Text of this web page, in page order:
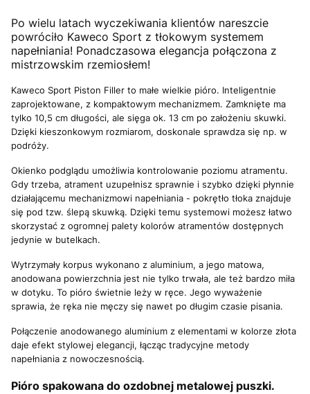
Po wielu latach wyczekiwania klientów nareszcie
powróciło Kaweco Sport z tłokowym systemem
napełniania! Ponadczasowa elegancja połączona z
mistrzowskim rzemiosłem!
Kaweco Sport Piston Filler to małe wielkie pióro. Inteligentnie
zaprojektowane, z kompaktowym mechanizmem. Zamknięte ma
tylko 10,5 cm długości, ale sięga ok. 13 cm po założeniu skuwki.
Dzięki kieszonkowym rozmiarom, doskonale sprawdza się np. w
podróży.
Okienko podglądu umożliwia kontrolowanie poziomu atramentu.
Gdy trzeba, atrament uzupełnisz sprawnie i szybko dzięki płynnie
działającemu mechanizmowi napełniania - pokrętło tłoka znajduje
się pod tzw. ślepą skuwką. Dzięki temu systemowi możesz łatwo
skorzystać z ogromnej palety kolorów atramentów dostępnych
jedynie w butelkach.
Wytrzymały korpus wykonano z aluminium, a jego matowa,
anodowana powierzchnia jest nie tylko trwała, ale też bardzo miła
w dotyku. To pióro świetnie leży w ręce. Jego wyważenie
sprawia, że ręka nie męczy się nawet po długim czasie pisania.
Połączenie anodowanego aluminium z elementami w kolorze złota
daje efekt stylowej elegancji, łącząc tradycyjne metody
napełniania z nowoczesnością.
Pióro spakowana do ozdobnej metalowej puszki.